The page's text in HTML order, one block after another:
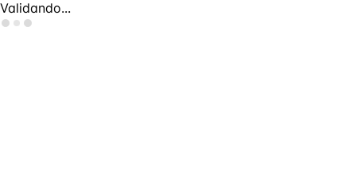
Validando...